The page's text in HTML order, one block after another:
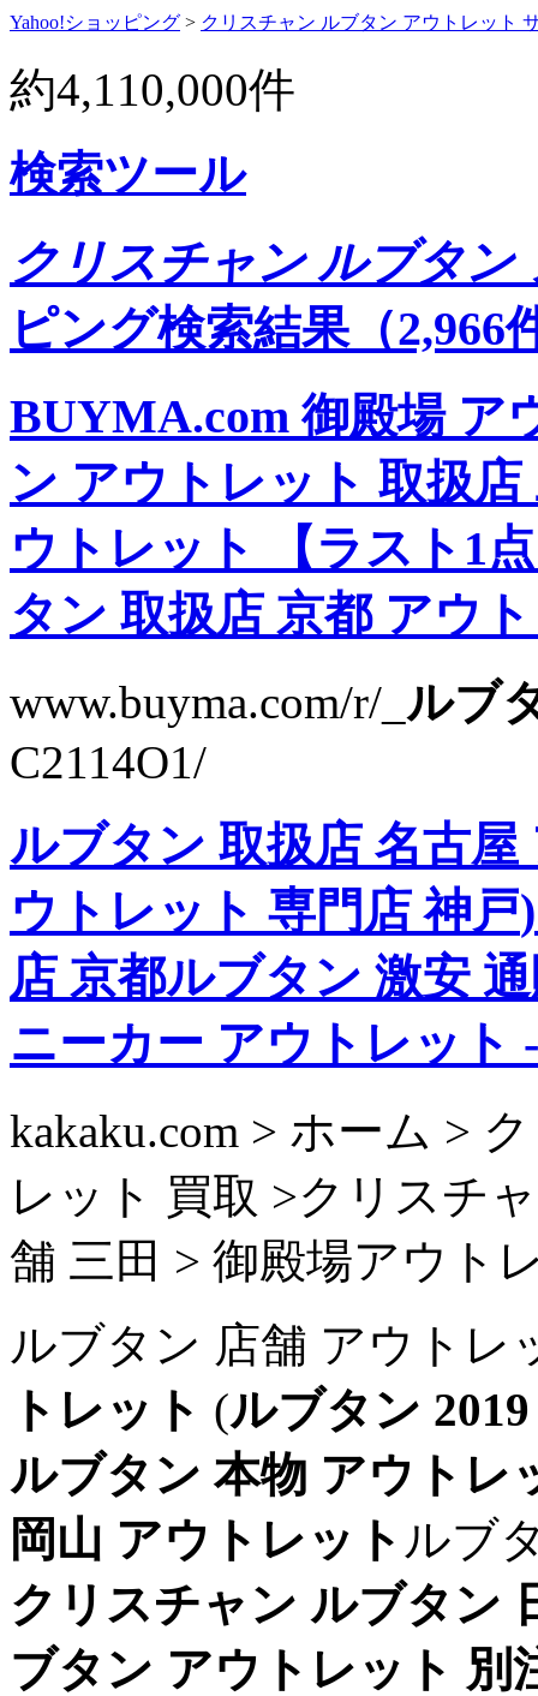
Yahoo!ショッピング > クリスチャン ルブタン アウトレット
約4,110,000件
検索ツール
クリスチャン ルブタン
ピング検索結果（2,966
BUYMA.com 御殿場 ア
ン アウトレット 取扱
ウトレット
【ラスト1
タン 取扱店 京都 アウ
www.buyma.com/r/_ ルブ
C2114O1/
ルブタン 取扱店 名古
ウトレット 専門店 神戸
店 京都ルブタン 激安
ニーカー アウトレット
kakaku.com > ホーム >
レット 買取 >クリスチ
舗 三田 > 御殿場アウト
ルブタン 店舗 アウトレ
トレット (ルブタン
ルブタン 本物 アウトレ
岡山 アウトレット ルブ
クリスチャン ルブタン
ブタン アウトレット 別